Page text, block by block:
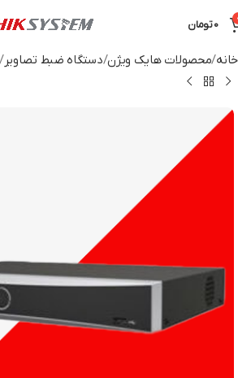
0تومان
خانه محصولات هایک ویژن دستگاه ضبط تصاویر